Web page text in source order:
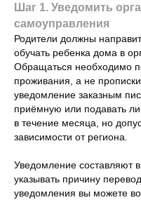
Шаг 1. Уведомить
самоуправления
Родители должны
обучать ребенка дома в
Обращаться необходимо
проживания, а не
уведомление заказным
приёмную или подавать
в течение месяца, но
зависимости от региона.
Уведомление составляют
указывать причину
уведомления вы можете